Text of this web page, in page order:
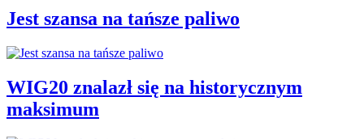
Jest szansa na tańsze paliwo
WIG20 znalazł się na historycznym
maksimum